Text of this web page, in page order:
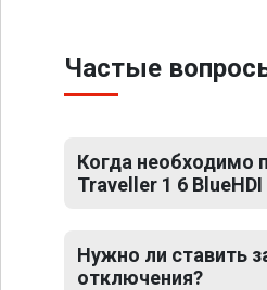
Частые
Когда необходимо
Traveller 1 6 BlueHDI
Нужно ли ставить
отключения?